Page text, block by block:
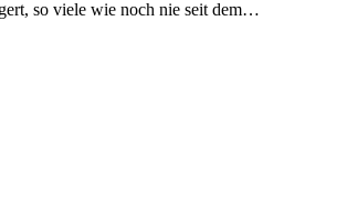
so viele wie noch nie seit dem…